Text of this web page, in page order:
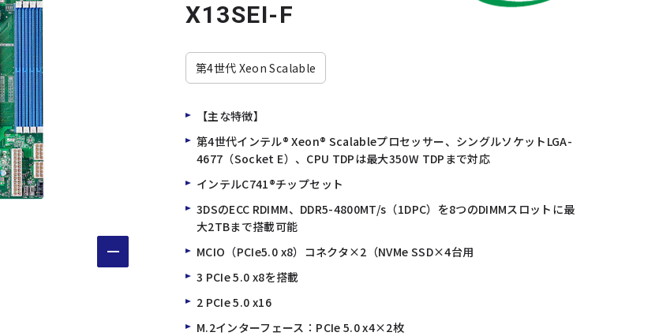
X13SEI-F
第4世代 Xeon Scalable
【主な特徴】
第4世代インテル® Xeon® Scalableプロセッサー、シングルソケットLGA-
4677（Socket E）、CPU TDPは最大350W TDPまで対応
インテルC741®チップセット
3DSのECC RDIMM、DDR5-4800MT/s（1DPC）を8つのDIMMスロットに最
大2TBまで搭載可能
MCIO（PCIe5.0 x8）コネクタ×2（NVMe SSD×4台用
3 PCIe 5.0 x8を搭載
2 PCIe 5.0 x16
M.2インターフェース：PCIe 5.0 x4×2枚